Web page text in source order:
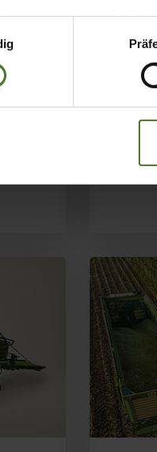
ein, wodurch